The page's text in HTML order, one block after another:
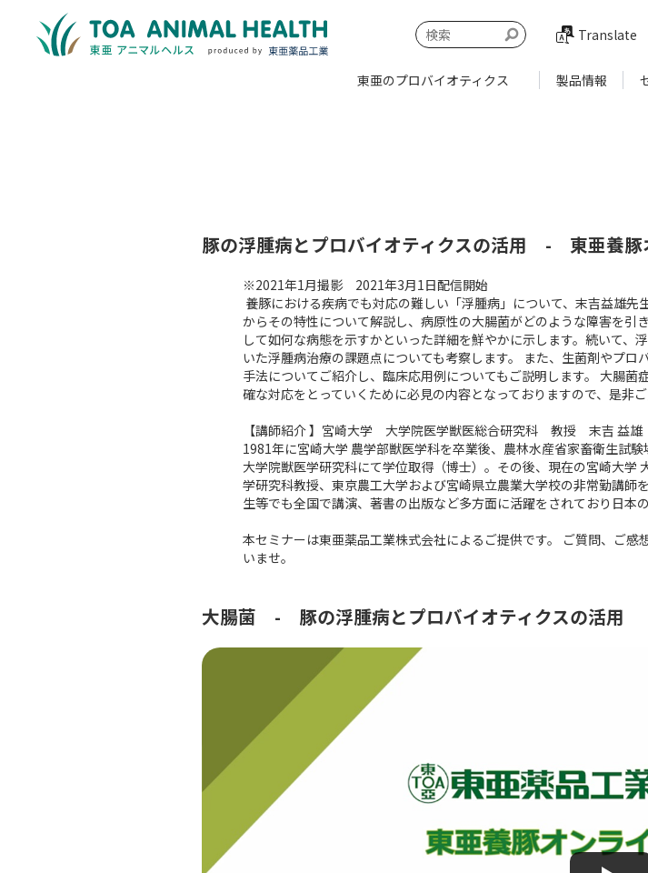
Translate
東亜のプロバイオティクス 製品情報
豚の浮腫病とプロバイオティクスの活用 - 東亜養豚
※2021年1月撮影 2021年3月1日配信開始
養豚における疾病でも対応の難しい「浮腫病」について、末吉益雄
からその特性について解説し、病原性の大腸菌がどのような障害を
して如何な病態を示すかといった詳細を鮮やかに示します。続いて
いた浮腫病治療の課題点についても考察します。 また、生菌剤やプ
手法についてご紹介し、臨床応用例についてもご説明します。 大腸
確な対応をとっていくために必見の内容となっておりますので、是非ご
【講師紹介 】宮崎大学 大学院医学獣医総合研究科 教授 末吉 益
1981年に宮崎大学 農学部獣医学科を卒業後、農林水産省家畜衛生試
大学院獣医学研究科にて学位取得（博士）。その後、現在の宮崎大学
学研究科教授、東京農工大学および宮崎県立農業大学校の非常勤講
生等でも全国で講演、著書の出版など多方面に活躍をされており日本
本セミナーは東亜薬品工業株式会社によるご提供です。 ご質問、ご感
いませ。
大腸菌 - 豚の浮腫病とプロバイオティクスの活用